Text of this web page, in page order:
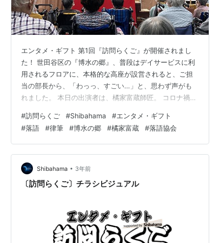
エンタメ・ギフト 第1回『訪問らくご』が開催されまし
た！ 世田谷区の『博水の郷』、普段はデイサービスに利
用されるフロアに、本格的な高座が設営されると、ご担
当の部長から、「わっっ、すごい…」と、思わず声がも
れました。 本日の出演者は、橘家富蔵師匠。 コロナ禍以
方々の期待が膨らみます。 機材やステージ演出には、師
匠自らが照明や高座の背景、マイクの位置や音量調整、
最前列の客席の位置を念入りにチェックし、そして、車
椅子の利用者さんを案内する導線を、職員さんと確認し
ます。 師匠の仕切りは、さすがプロ中のプロです。 あっ
という間に『博水の郷』のデイフロアが寄…
#訪問らくご #Shibahama #エンタメ・ギフト
#落語 #律筆 #博水の郷 #橘家富蔵 #落語協会
Shibahama • 3年前
〔訪問らくご〕チラシビジュアル